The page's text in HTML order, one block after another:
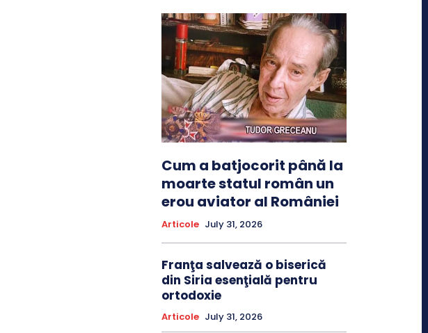
Cum a batjocorit până la
moarte statul român un
erou aviator al României
Articole July 31, 2026
Franţa salvează o biserică
din Siria esenţială pentru
ortodoxie
Articole July 31, 2026